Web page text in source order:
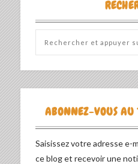
ABONNEZ-VOUS
Saisissez votre adresse e-
ce blog et recevoir une